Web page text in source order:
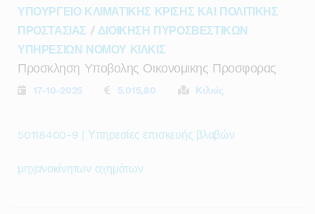
ΥΠΟΥΡΓΕΙΟ ΚΛΙΜΑΤΙΚΗΣ ΚΡΙΣΗΣ ΚΑΙ ΠΟΛΙΤΙΚΗΣ
ΠΡΟΣΤΑΣΙΑΣ / ΔΙΟΙΚΗΣΗ ΠΥΡΟΣΒΕΣΤΙΚΩΝ
ΥΠΗΡΕΣΙΩΝ ΝΟΜΟΥ ΚΙΛΚΙΣ
Προσκληση Υποβολης Οικονομικης Προσφορας
17-10-2025 5.015,80 Κιλκίς
50118400-9 | Υπηρεσίες επισκευής βλαβών
μηχανοκίνητων οχημάτων